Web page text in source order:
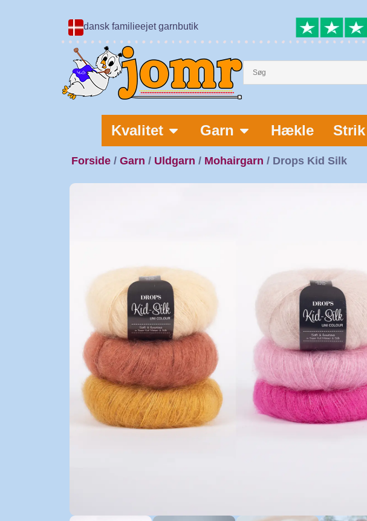
dansk familieejet garnbutik
Kvalitet Garn Hækle Strik
Forside/ Garn / Uldgarn / Mohairgarn / Drops Kid Silk